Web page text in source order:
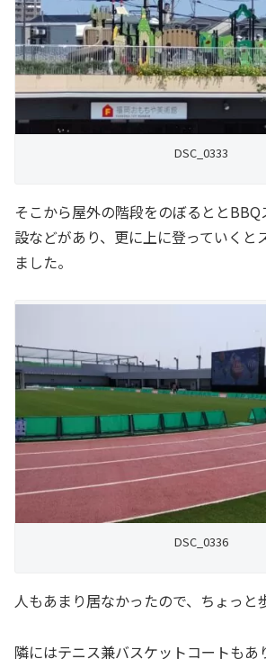
DSC_0333
そこから屋外の階段をのぼるとと
設などがあり、更に上に登っていくと
ました。
DSC_0336
人もあまり居なかったので、ちょっと
隣にはテニス兼バスケットコートもあ